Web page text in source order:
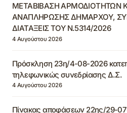
ΜΕΤΑΒΙΒΑΣΗ ΑΡΜΟΔΙΟΤΗΤΩΝ
ΑΝΑΠΛΗΡΩΣΗΣ ΔΗΜΑΡΧΟΥ,
ΔΙΑΤΑΞΕΙΣ ΤΟΥ Ν.5314/2026
4 Αυγούστου 2026
Πρόσκληση 23η/4-08-2026
τηλεφωνικώς συνεδρίασης Δ.Σ.
4 Αυγούστου 2026
Πίνακας αποφάσεων 22ης/29-